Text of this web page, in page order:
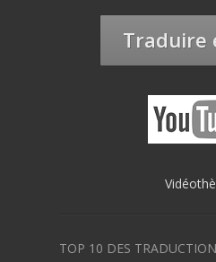
Traduire
TOP 10 DES